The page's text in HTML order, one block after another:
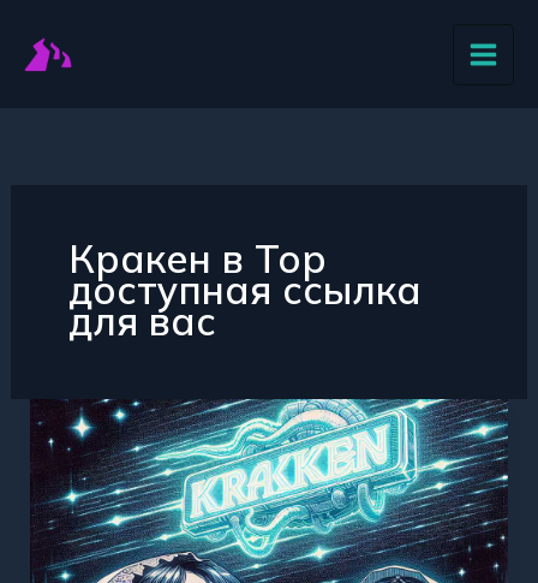
содержимому
Кракен в Тор
доступная ссылка
для вас
Кракен
в
Тор
доступ
стабильная
ссылка